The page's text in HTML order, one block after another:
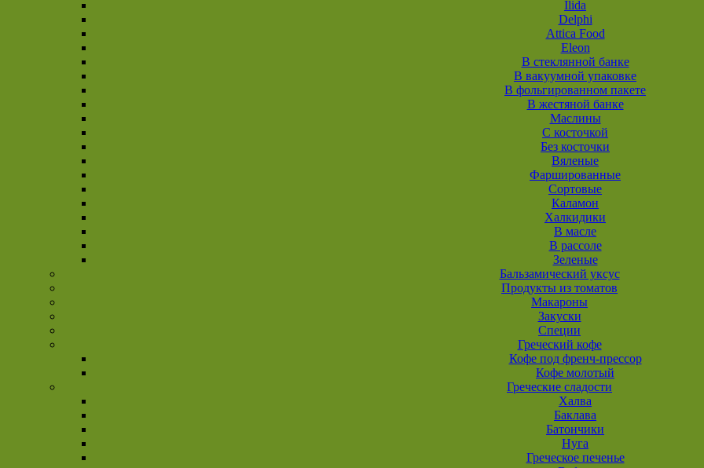
Ilida
Delphi
Attica Food
Eleon
В стеклянной банке
В вакуумной упаковке
В фольгированном пакете
В жестяной банке
Маслины
С косточкой
Без косточки
Вяленые
Фаршированные
Сортовые
Каламон
Халкидики
В масле
В рассоле
Зеленые
Бальзамический уксус
Продукты из томатов
Макароны
Закуски
Специи
Греческий кофе
Кофе под френч-прессор
Кофе молотый
Греческие сладости
Халва
Баклава
Батончики
Нуга
Греческое печенье